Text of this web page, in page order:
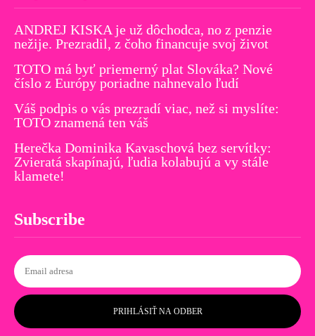
ANDREJ KISKA je už dôchodca, no z penzie
nežije. Prezradil, z čoho financuje svoj život
TOTO má byť priemerný plat Slováka? Nové
číslo z Európy poriadne nahnevalo ľudí
Váš podpis o vás prezradí viac, než si myslíte:
TOTO znamená ten váš
Herečka Dominika Kavaschová bez servítky:
Zvieratá skapínajú, ľudia kolabujú a vy stále
klamete!
Subscribe
PRIHLÁSIŤ NA ODBER